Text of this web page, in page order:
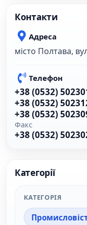
Контакти
Адреса
місто Полтава,
Телефон
+38 (0532)
+38 (0532)
+38 (0532)
Факс
+38 (0532)
Категорії
КАТЕГОРІЯ